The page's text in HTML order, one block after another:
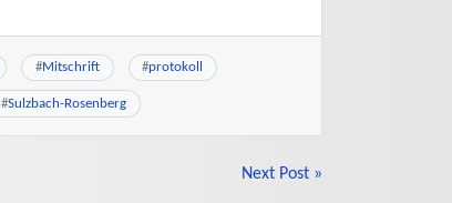
#Mitschrift #protokoll
#Sulzbach-Rosenberg
Next Post »